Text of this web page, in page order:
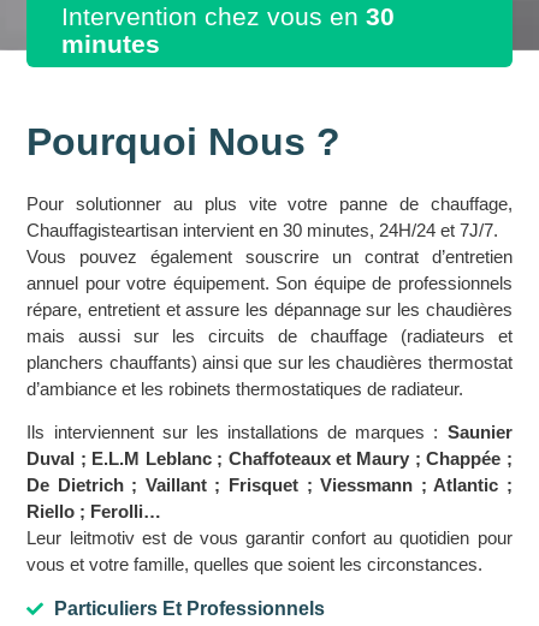
Intervention chez vous en 30
minutes
Pourquoi Nous ?
Pour solutionner au plus vite votre panne de chauffage,
Chauffagisteartisan intervient en 30 minutes, 24H/24 et 7J/7.
Vous pouvez également souscrire un contrat d’entretien
annuel pour votre équipement. Son équipe de professionnels
répare, entretient et assure les dépannage sur les chaudières
mais aussi sur les circuits de chauffage (radiateurs et
planchers chauffants) ainsi que sur les chaudières thermostat
d’ambiance et les robinets thermostatiques de radiateur.
Ils interviennent sur les installations de marques : Saunier
Duval ; E.L.M Leblanc ; Chaffoteaux et Maury ; Chappée ;
De Dietrich ; Vaillant ; Frisquet ; Viessmann ; Atlantic ;
Riello ; Ferolli…
Leur leitmotiv est de vous garantir confort au quotidien pour
vous et votre famille, quelles que soient les circonstances.
Particuliers Et Professionnels